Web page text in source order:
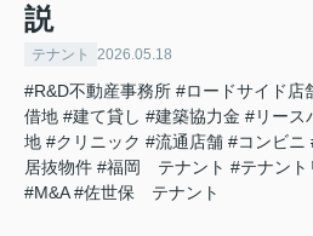
説
テナント 2026.05.18
#R&D不動産事務所 #ロードサイド店
借地 #建て貸し #建築協力金 #リース
地 #クリニック #流通店舗 #コンビニ
居抜物件 #福岡 テナント #テナント
#M&A #佐世保 テナント